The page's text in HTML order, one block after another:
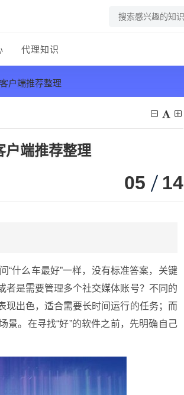
代理知识
户端推荐整理
端推荐整理
05 14
“什么车最好”一样，没有标准答案，关键
者是需要管理多个社交媒体账号？不同的
现出色，适合需要长时间运行的任务；而
景。在寻找“好”的软件之前，先明确自己